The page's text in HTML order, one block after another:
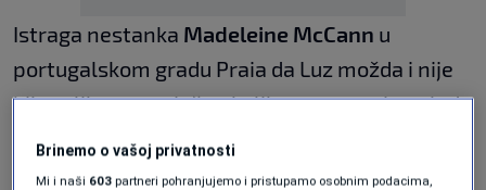
Istraga nestanka Madeleine McCann u
portugalskom gradu Praia da Luz možda i nije
bila toliko neuspješna koliko se na prvi pogled
činilo, a istražitelji su navodno pronašli nove
potencijalne dokaze tokom trodnevne istrage,
Brinemo o vašoj privatnosti
Mi i naši 603 partneri pohranjujemo i pristupamo osobnim podacima,